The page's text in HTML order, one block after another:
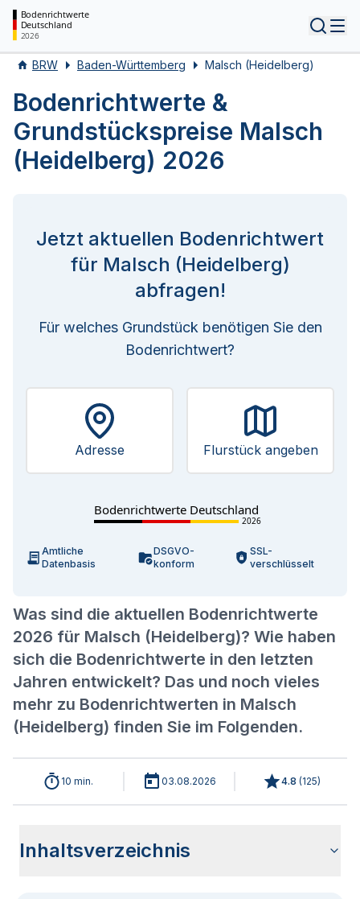
Bodenrichtwerte
Deutschland
2026
BRW Baden-Württemberg Malsch (Heidelberg)
Bodenrichtwerte &
Grundstückspreise Malsch
(Heidelberg) 2026
Was sind die aktuellen Bodenrichtwerte
2026 für Malsch (Heidelberg)? Wie haben
sich die Bodenrichtwerte in den letzten
Jahren entwickelt? Das und noch vieles
mehr zu Bodenrichtwerten in Malsch
(Heidelberg) finden Sie im Folgenden.
Jetzt aktuellen Bodenrichtwert
für Malsch (Heidelberg)
abfragen!
Für welches Grundstück benötigen Sie den
Bodenrichtwert?
Adresse Flurstück angeben
Bodenrichtwerte Deutschland
2026
Amtliche
Datenbasis
DSGVO-
konform
SSL-
verschlüsselt
10 min. 03.08.2026 4.8 (125)
Inhaltsverzeichnis